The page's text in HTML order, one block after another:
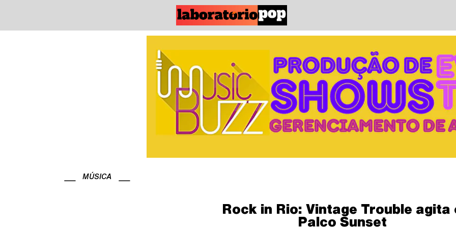
MÚSICA
Rock in Rio: Vintage Trouble agita
Palco Sunset